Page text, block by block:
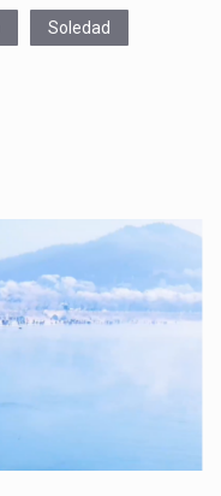
Soledad